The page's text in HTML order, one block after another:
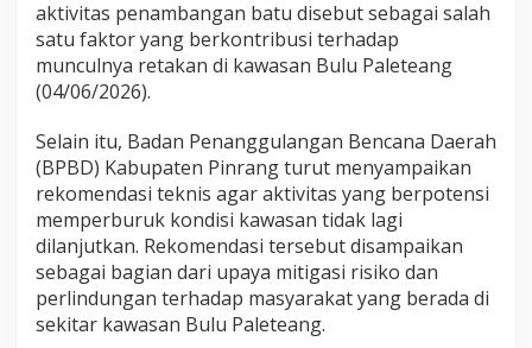
t
a
k
a
u
l
u
P
a
l
e
t
e
a
aktivitas penambangan batu disebut sebagai salah
satu faktor yang berkontribusi terhadap
munculnya retakan di kawasan Bulu Paleteang
(04/06/2026).
Selain itu, Badan Penanggulangan Bencana Daerah
(BPBD) Kabupaten Pinrang turut menyampaikan
rekomendasi teknis agar aktivitas yang berpotensi
memperburuk kondisi kawasan tidak lagi
dilanjutkan. Rekomendasi tersebut disampaikan
sebagai bagian dari upaya mitigasi risiko dan
perlindungan terhadap masyarakat yang berada di
sekitar kawasan Bulu Paleteang.